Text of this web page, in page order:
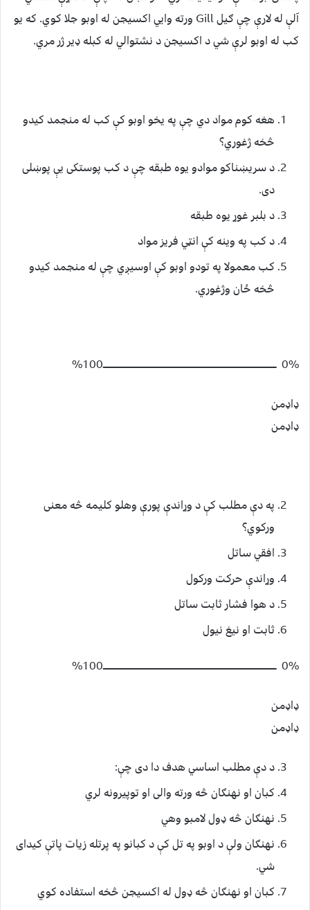
آلې له لارې چې ګيل Gill ورته وايي اکسیجن له اوبو جلا کوي.‌ که يو
کب له اوبو لرې شي د اکسيجن د نشتوالي‌ له کبله ډیر ژر مري.
هغه کوم مواد دي‌ چې په يخو اوبو کې کب له منجمد کيدو
څخه ژغوري؟
د سريښناکو موادو يوه طبقه چې د کب پوستکی یې پوښلی
دی.
د بلبر غوړ يوه طبقه
د کب په وينه کې انټي فريز مواد
کب معمولا په تودو اوبو کې اوسيږي چې له منجمد کیدو
څخه ځان وژغوري.
0% ـــــــــــــــــــــــــــــــــــــــــــــــــــــــــــــــــــــــــــــــــــــــــــــــــــــــــــــــــــــــــــــ100%
ډاډمن
ډاډمن
په دې مطلب کې د وړاندې پورې وهلو کليمه څه معنی
ورکوي؟
افقي ساتل
وړاندې حرکت ورکول
د هوا فشار ثابت ساتل
ثابت او نیغ نیول
0% ـــــــــــــــــــــــــــــــــــــــــــــــــــــــــــــــــــــــــــــــــــــــــــــــــــــــــــــــــــــــــــــ100%
ډاډمن
ډاډمن
د دې مطلب اساسي هدف دا دی چې:
کبان او نهنګان څه ورته والی او توپیرونه لري
نهنګان څه ډول لامبو وهي
نهنګان ولې د اوبو په تل کې د کبانو په پرتله زيات پاتې کیدای
شي.
کبان او نهنګان څه ډول له اکسيجن څخه استفاده کوي